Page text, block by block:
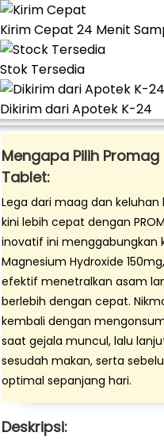
Kirim Cepat 24 Menit
Stok Tersedia
Dikirim dari Apotek K-24
Mengapa Pilih Promag
Tablet:
Lega dari maag dan
kini lebih cepat dengan
inovatif ini menggabungkan
Magnesium Hydroxide
efektif menetralkan asam
berlebih dengan cepat.
kembali dengan
saat gejala muncul, lalu
sesudah makan, serta
optimal sepanjang hari.
Deskripsi: